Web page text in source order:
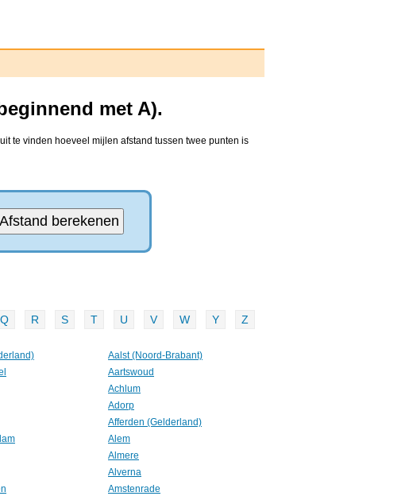
met A).
te vinden hoeveel mijlen afstand tussen twee punten is
Q R S T U V W Y Z
Aalst (Noord-Brabant)
Aartswoud
Achlum
Adorp
Afferden (Gelderland)
Alem
Almere
Alverna
Amstenrade